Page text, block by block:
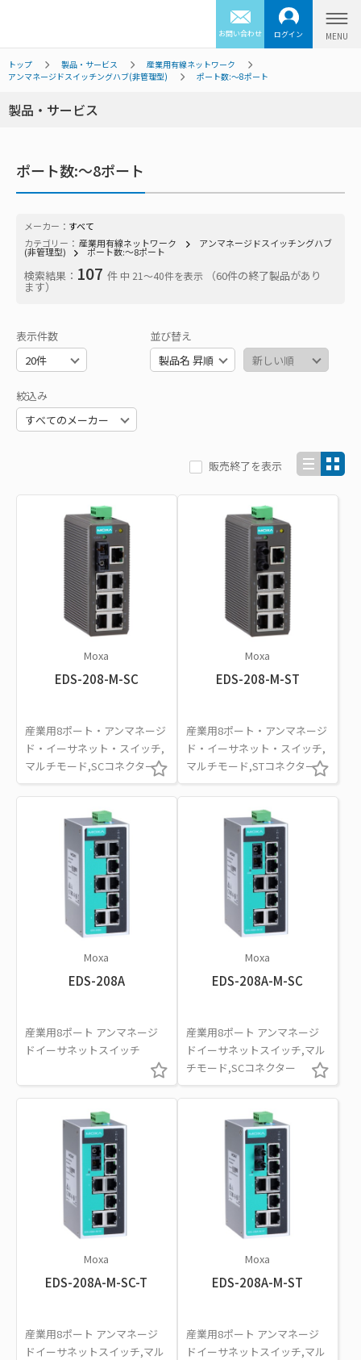
お問い合わせ ログイン
トップ 製品・サービス
産業用有線ネットワーク
アンマネージドスイッチングハブ(非管理型)
ポート数:～8ポート
製品・サービス
ポート数:～8ポート
メーカー： すべて
カテゴリー： 産業用有線ネットワーク アンマネージドスイッチングハブ
(非管理型) ポート数:～8ポート
検索結果： 107 件 中 21〜40件を表示 （60件の終了製品があり
ます）
表示件数 並び替え
絞込み
販売終了を表示
Moxa
EDS-208-M-SC
産業用8ポート・アンマネージ
ド・イーサネット・スイッチ,
マルチモード,SCコネクター
Moxa
EDS-208-M-ST
産業用8ポート・アンマネージ
ド・イーサネット・スイッチ,
マルチモード,STコネクター
Moxa
EDS-208A
産業用8ポート アンマネージ
ドイーサネットスイッチ
Moxa
EDS-208A-M-SC
産業用8ポート アンマネージ
ドイーサネットスイッチ,マル
チモード,SCコネクター
Moxa
EDS-208A-M-SC-T
産業用8ポート アンマネージ
ドイーサネットスイッチ,マル
Moxa
EDS-208A-M-ST
産業用8ポート アンマネージ
ドイーサネットスイッチ,マル